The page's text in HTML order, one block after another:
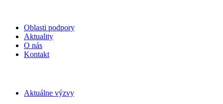
Oblasti podpory
Aktuality
O nás
Kontakt
Aktuálne výzvy